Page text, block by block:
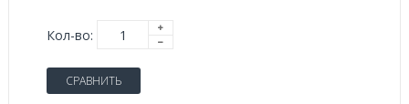
Кол-во:
СРАВНИТЬ